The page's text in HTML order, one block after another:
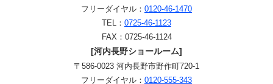
フリーダイヤル： 0120-46-1470
TEL： 0725-46-1123
FAX：0725-46-1124
[河内長野ショールーム]
〒586-0023 河内長野市野作町720-1
フリーダイヤル： 0120-555-343